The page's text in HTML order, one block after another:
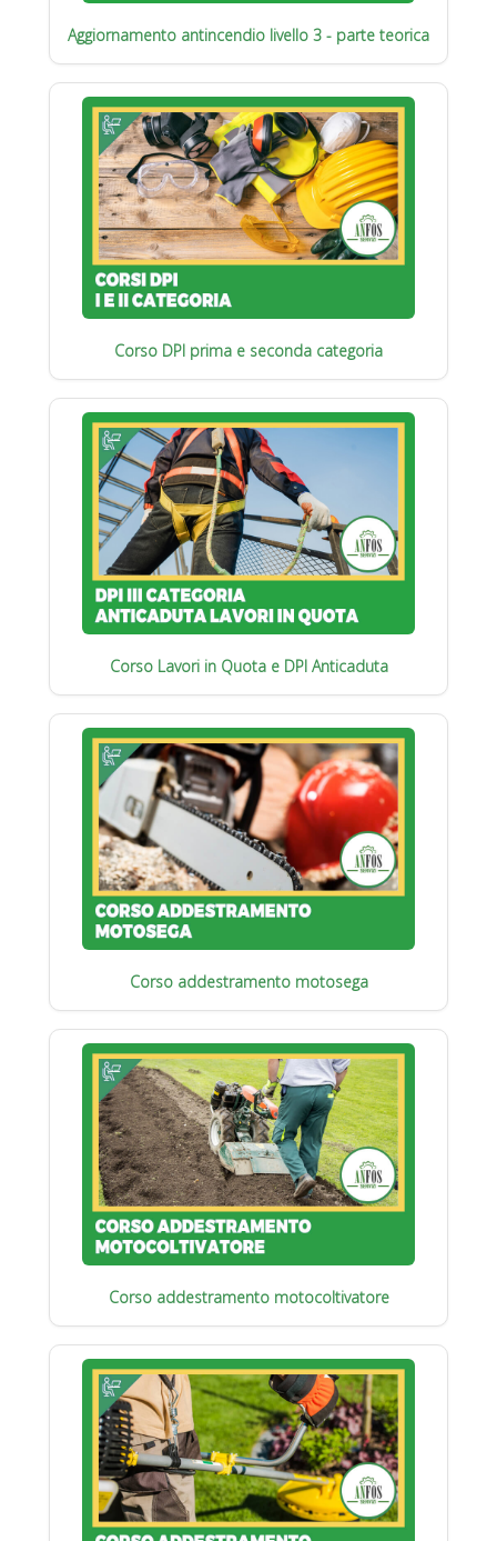
Aggiornamento antincendio livello 3 - parte teorica
Corso DPI prima e seconda categoria
Corso Lavori in Quota e DPI Anticaduta
Corso addestramento motosega
Corso addestramento motocoltivatore